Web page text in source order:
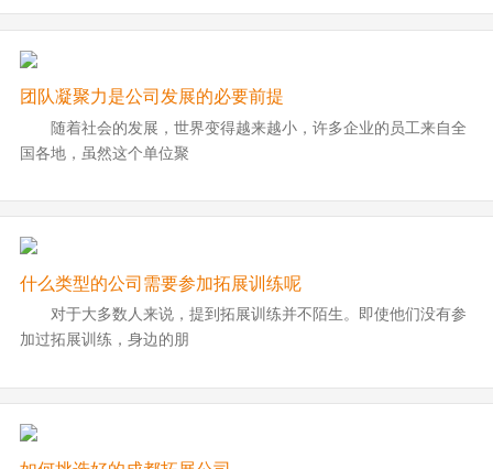
团队凝聚力是公司发展的必要前提
随着社会的发展，世界变得越来越小，许多企业的员工来自全
国各地，虽然这个单位聚
什么类型的公司需要参加拓展训练呢
对于大多数人来说，提到拓展训练并不陌生。即使他们没有参
加过拓展训练，身边的朋